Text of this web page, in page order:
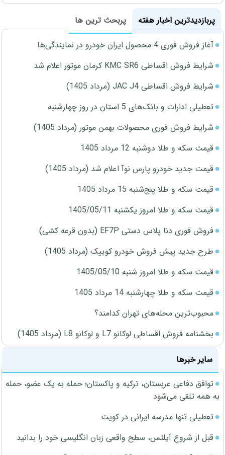
پربازدیدترین اخبار هفته
پربحث ترین ها
آغاز فروش فوری 4 محصول ایران خودرو در نمایندگی‌ها
شرایط فروش اقساطی KMC SR6 کرمان موتور اعلام شد
شرایط فروش اقساطی JAC J4 (مرداد 1405)
تعطیلی ادارات و بانک‌های 5 استان در روز چهارشنبه
شرایط فروش فوری محصولات بهمن موتور (مرداد 1405)
قیمت سکه و طلا دوشنبه 12 مرداد 1405
قیمت جدید خودرو پارس نوآ اعلام شد (مرداد 1405)
قیمت سکه و طلا پنج‌شنبه 15 مرداد 1405
قیمت سکه و طلا امروز یکشنبه 1405/05/11
فروش فوری دنا پلاس دستی EF7P (بدون قرعه کشی)
طرح جدید پیش فروش خودرو کوییک (مرداد 1405)
قیمت سکه و طلا امروز شنبه 1405/05/10
قیمت سکه و طلا چهارشنبه 14 مرداد 1405
محبوب‌ترین محله‌های تهران کدامند؟
بخشنامه فروش اقساطی لوکانو L7 و لوکانو L8 (مرداد 1405)
سایر خبرها
توافق دفاعی عربستان، ترکیه و پاکستان؛ حمله به یک عضو، حمله
به همه تلقی می‌شود
تعطیلی تنها مدرسه ایرانی در کویت
قبل از شروع آیلتس، سطح واقعی زبان انگلیسی خود را بدانید